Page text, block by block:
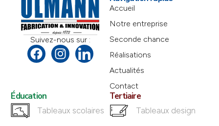
Suivez-nous sur :
Accueil
Notre entreprise
Seconde chance
Réalisations
Actualités
Contact
Éducation
Tableaux scolaires
Tertiaire
Tableaux design